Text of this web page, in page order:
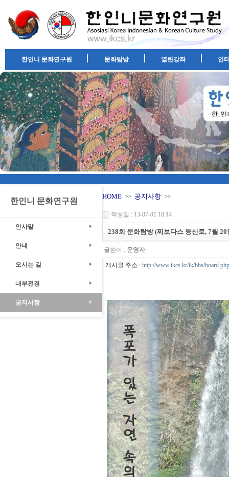
한인니 문화연구원 문화탐방 열린강좌 인
한인니 문화연구원
인사말
안내
오시는 길
내부전경
공지사항
HOME >> 공지사항 >>
작성일 : 13-07-01 18:14
238회 문화탐방 (찌보다스 등산로, 7월 20
글쓴이 : 운영자
게시글 주소 : http://www.ikcs.kr/ik/bbs/